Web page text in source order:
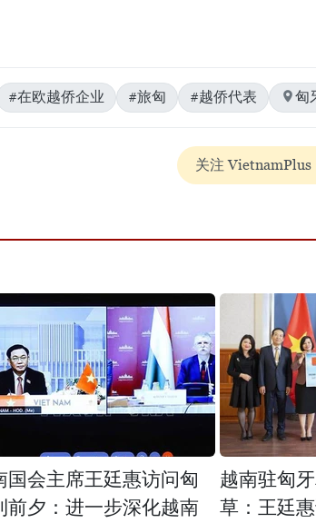
#在欧越侨企业 #旅匈 #越侨代表 匈
关注 VietnamPlus
国会主席王廷惠访问匈
前夕：进一步深化越南
越南驻匈
草：王廷